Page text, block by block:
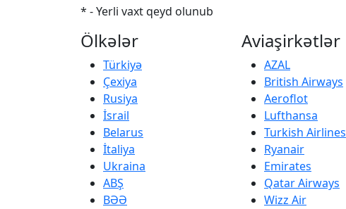
* - Yerli vaxt qeyd olunub
Ölkələr
Türkiyə
Çexiya
Rusiya
İsrail
Belarus
İtaliya
Ukraina
ABŞ
BƏƏ
Aviaşirkətlər
AZAL
British Airways
Aeroflot
Lufthansa
Turkish Airlines
Ryanair
Emirates
Qatar Airways
Wizz Air